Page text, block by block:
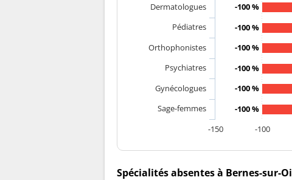
-100 %
-100 %
-100 %
-100 %
-100 %
-100 %
Dermatologues
Pédiatres
Orthophonistes
Psychiatres
Gynécologues
Sage-femmes
-100
-150
Spécialités absentes à Bernes-sur-